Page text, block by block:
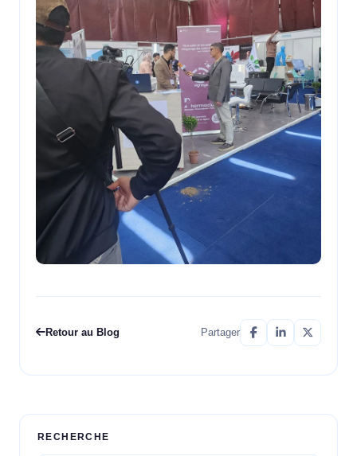
Retour au Blog Partager
RECHERCHE